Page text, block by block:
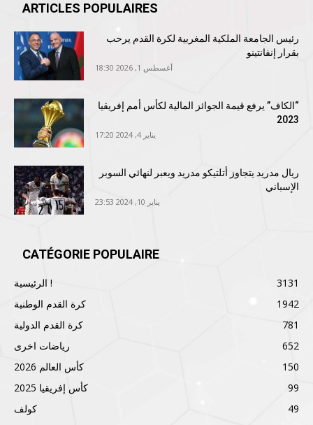
ARTICLES POPULAIRES
رئيس الجامعة الملكية المغربية لكرة القدم يرحب
بقرار إنفانتينو
أغسطس 1, 2026 18:30
“الكاف” يرفع قيمة الجوائز المالية لكأس أمم إفريقيا
2023
يناير 4, 2024 17:20
ريال مدريد يتجاوز أتلتيكو مدريد ويعبر لنهائي السوبر
الإسباني
يناير 10, 2024 23:53
CATÉGORIE POPULAIRE
الرئيسية !
3131
كرة القدم الوطنية
1942
كرة القدم الدولية
781
رياضات اخرى
652
كأس العالم 2026
150
كأس إفريقيا 2025
99
كولف
49